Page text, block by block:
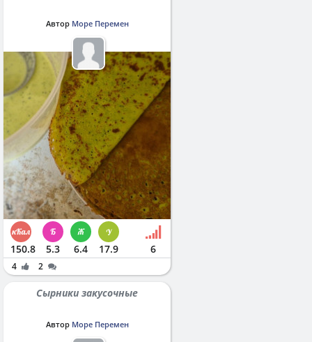
Автор Море Перемен
150.8 5.3 6.4 17.9 6
4 2
Сырники закусочные
Автор Море Перемен